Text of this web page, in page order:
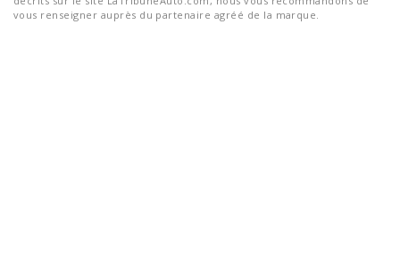
vous renseigner auprès du partenaire agréé de la marque.